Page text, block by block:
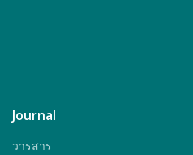
Journal
วารสาร